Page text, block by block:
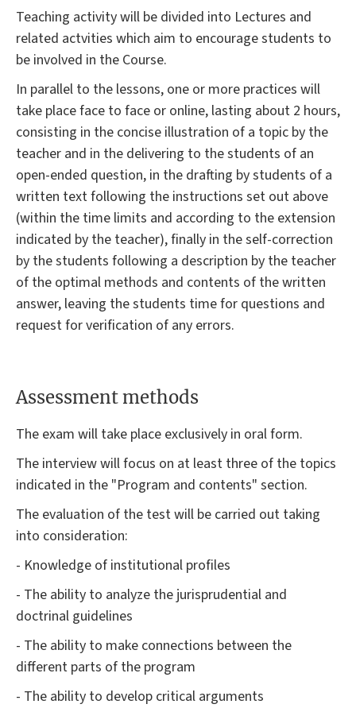
Teaching activity will be divided into Lectures and
related actvities which aim to encourage students to
be involved in the Course.
In parallel to the lessons, one or more practices will
take place face to face or online, lasting about 2 hours,
consisting in the concise illustration of a topic by the
teacher and in the delivering to the students of an
open-ended question, in the drafting by students of a
written text following the instructions set out above
(within the time limits and according to the extension
indicated by the teacher), finally in the self-correction
by the students following a description by the teacher
of the optimal methods and contents of the written
answer, leaving the students time for questions and
request for verification of any errors.
Assessment methods
The exam will take place exclusively in oral form.
The interview will focus on at least three of the topics
indicated in the "Program and contents" section.
The evaluation of the test will be carried out taking
into consideration:
- Knowledge of institutional profiles
- The ability to analyze the jurisprudential and
doctrinal guidelines
- The ability to make connections between the
different parts of the program
- The ability to develop critical arguments